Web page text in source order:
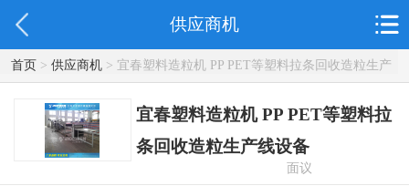
供应商机
首页> 供应商机> 宜春塑料造粒机 PP PET等塑料拉条回收造粒生产
线设备
宜春塑料造粒机 PP PET等塑料拉
条回收造粒生产线设备
面议